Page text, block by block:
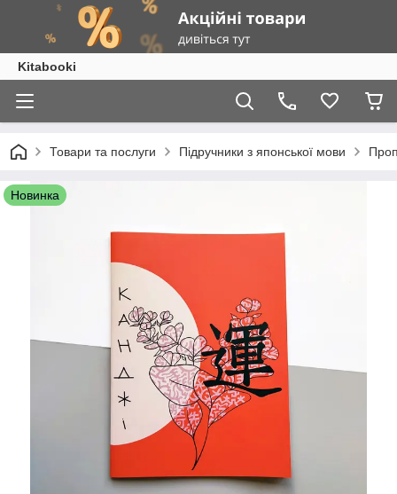
Kitabooki
Товари та послуги Підручники з японської мови
Новинка